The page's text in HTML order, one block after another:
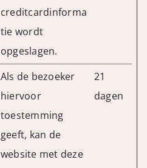
creditcardinforma
tie wordt
opgeslagen.
Als de bezoeker
hiervoor
toestemming
geeft, kan de
website met deze
21
dagen